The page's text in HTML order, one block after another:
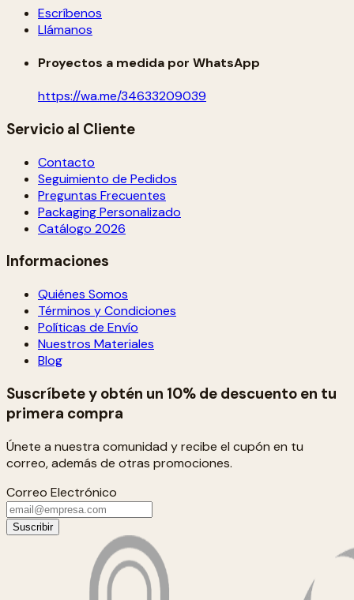
Escríbenos
Llámanos
Proyectos a medida por WhatsApp
https://wa.me/34633209039
Servicio al Cliente
Contacto
Seguimiento de Pedidos
Preguntas Frecuentes
Packaging Personalizado
Catálogo 2026
Informaciones
Quiénes Somos
Términos y Condiciones
Políticas de Envío
Nuestros Materiales
Blog
Suscríbete y obtén un 10% de descuento en tu
primera compra
Únete a nuestra comunidad y recibe el cupón en tu
correo, además de otras promociones.
Correo Electrónico
Suscribir